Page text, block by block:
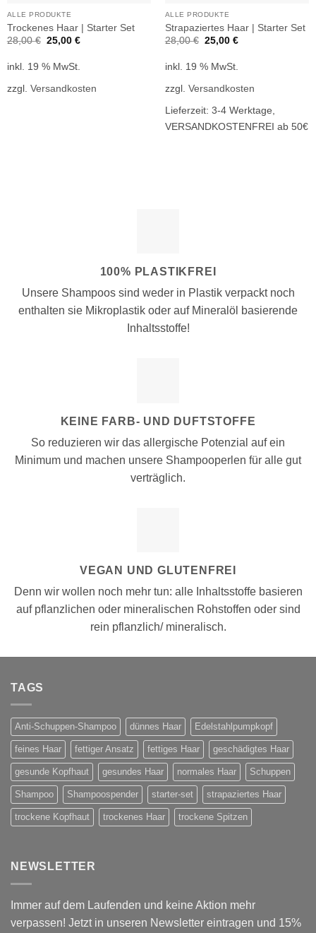
ALLE PRODUKTE
Trockenes Haar | Starter Set
28,00€ Ursprünglicher
28,00 €
25,00 €Aktueller
25,00 €.
inkl. 19 % MwSt.
zzgl. Versandkosten
ALLE PRODUKTE
Strapaziertes Haar | Starter Set
28,00€ Ursprünglicher
28,00 €
25,00 €Aktueller
25,00 €.
inkl. 19 % MwSt.
zzgl. Versandkosten
Lieferzeit: 3-4 Werktage,
VERSANDKOSTENFREI ab 50€
100% PLASTIKFREI
Unsere Shampoos sind weder in Plastik verpackt noch
enthalten sie Mikroplastik oder auf Mineralöl basierende
Inhaltsstoffe!
KEINE FARB- UND DUFTSTOFFE
So reduzieren wir das allergische Potenzial auf ein
Minimum und machen unsere Shampooperlen für alle gut
verträglich.
VEGAN UND GLUTENFREI
Denn wir wollen noch mehr tun: alle Inhaltsstoffe basieren
auf pflanzlichen oder mineralischen Rohstoffen oder sind
rein pflanzlich/ mineralisch.
TAGS
Anti-Schuppen-Shampoo dünnes Haar Edelstahlpumpkopf
feines Haar fettiger Ansatz fettiges Haar geschädigtes Haar
gesunde Kopfhaut gesundes Haar normales Haar Schuppen
Shampoo Shampoospender starter-set strapaziertes Haar
trockene Kopfhaut trockenes Haar trockene Spitzen
NEWSLETTER
Immer auf dem Laufenden und keine Aktion mehr
verpassen! Jetzt in unseren Newsletter eintragen und 15%